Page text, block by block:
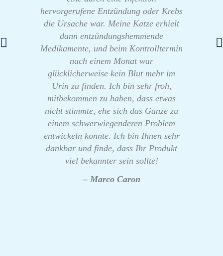
hervorgerufene Entzündung oder Krebs
die Ursache war. Meine Katze erhielt
dann entzündungshemmende
Medikamente, und beim Kontrolltermin
nach einem Monat war
glücklicherweise kein Blut mehr im
Urin zu finden. Ich bin sehr froh,
mitbekommen zu haben, dass etwas
nicht stimmte, ehe sich das Ganze zu
einem schwerwiegenderen Problem
entwickeln konnte. Ich bin Ihnen sehr
dankbar und finde, dass Ihr Produkt
viel bekannter sein sollte!
– Marco Caron